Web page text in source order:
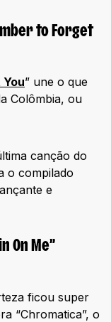
to Forget
” une o que
Colômbia, ou
canção do
o compilado
e
On Me”
ficou super
“Chromatica”, o